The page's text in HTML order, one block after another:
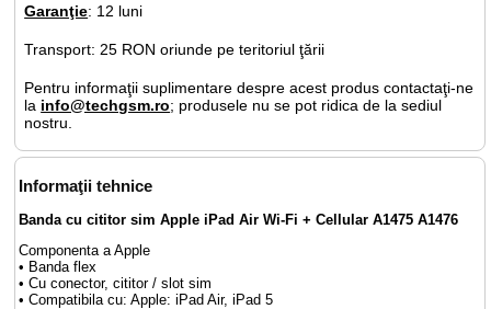
Garanţie: 12 luni
Transport: 25 RON oriunde pe teritoriul ţării
Pentru informaţii suplimentare despre acest produs contactaţi-ne
la info@techgsm.ro; produsele nu se pot ridica de la sediul
nostru.
Informaţii tehnice
Banda cu cititor sim Apple iPad Air Wi-Fi + Cellular A1475 A1476
Componenta a Apple
• Banda flex
• Cu conector, cititor / slot sim
• Compatibila cu: Apple: iPad Air, iPad 5